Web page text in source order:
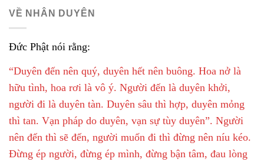
VỀ NHÂN DUYÊN
Đức Phật nói rằng:
“Duyên đến nên quý, duyên hết nên buông. Hoa nở là
hữu tình, hoa rơi là vô ý. Người đến là duyên khởi,
người đi là duyên tàn. Duyên sâu thì hợp, duyên mỏng
thì tan. Vạn pháp do duyên, vạn sự tùy duyên”. Người
nên đến thì sẽ đến, người muốn đi thì đừng nên níu kéo.
Đừng ép người, đừng ép mình, đừng bận tâm, đau lòng